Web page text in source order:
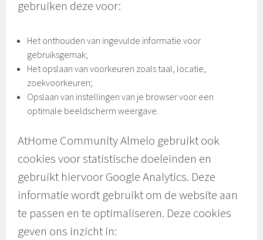
gebruiken deze voor:
Het onthouden van ingevulde informatie voor
gebruiksgemak;
Het opslaan van voorkeuren zoals taal, locatie,
zoekvoorkeuren;
Opslaan van instellingen van je browser voor een
optimale beeldscherm weergave.
AtHome Community Almelo gebruikt ook
cookies voor statistische doeleinden en
gebruikt hiervoor Google Analytics. Deze
informatie wordt gebruikt om de website aan
te passen en te optimaliseren. Deze cookies
geven ons inzicht in: